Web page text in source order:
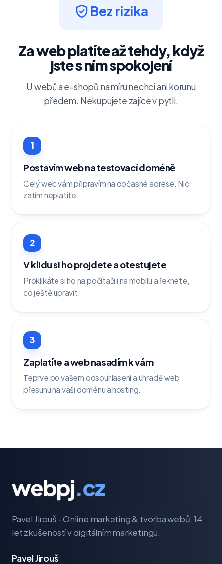
Bez rizika
Za web platíte až tehdy, když
jste s ním spokojení
U webů a e-shopů na míru nechci ani korunu
předem. Nekupujete zajíce v pytli.
1
Postavím web na testovací doméně
Celý web vám připravím na dočasné adrese. Nic
zatím neplatíte.
2
V klidu si ho projdete a otestujete
Proklikáte si ho na počítači i na mobilu a řeknete,
co ještě upravit.
3
Zaplatíte a web nasadím k vám
Teprve po vašem odsouhlasení a úhradě web
přesunu na vaši doménu a hosting.
Pavel Jirouš - Online marketing & tvorba webů. 14
let zkušeností v digitálním marketingu.
Pavel Jirouš